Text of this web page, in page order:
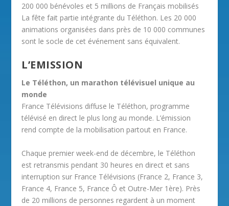
200 000 bénévoles et 5 millions de Français mobilisés
La fête fait partie intégrante du Téléthon. Les 20 000
animations organisées dans près de 10 000 communes
sont le socle de cet événement sans équivalent.
L’EMISSION
Le Téléthon, un marathon télévisuel unique au
monde
France Télévisions diffuse le Téléthon, programme
télévisé en direct le plus long au monde. L’émission
rend compte de la mobilisation partout en France.
Chaque premier week-end de décembre, le Téléthon
est retransmis pendant 30 heures en direct et sans
interruption sur France Télévisions (France 2, France 3,
France 4, France 5, France Ô et Outre-Mer 1ère). Près
de 20 millions de personnes regardent à un moment